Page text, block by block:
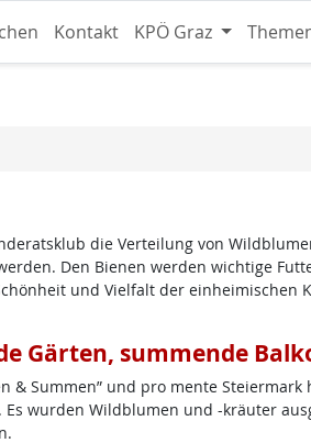
Kontakt KPÖ Graz
die Verteilung von
Den Bienen werden wichtige
und Vielfalt der einheimischen
Gärten, summende
& Summen” und pro mente Steiermark
wurden Wildblumen und -kräuter